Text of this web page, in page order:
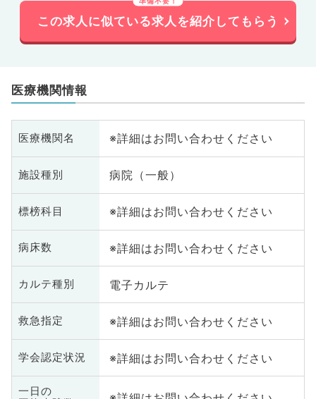
この求人に似ている求人を紹介してもらう
医療機関情報
医療機関名 ※詳細はお問い合わせください
施設種別 病院（一般）
標榜科目 ※詳細はお問い合わせください
病床数 ※詳細はお問い合わせください
カルテ種別 電子カルテ
救急指定 ※詳細はお問い合わせください
学会認定状況 ※詳細はお問い合わせください
一日の